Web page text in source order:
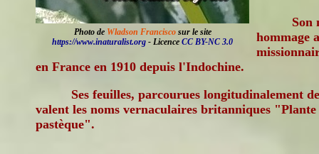
Photo de Wladson Franciscosur le site
https://www.inaturalist.org - Licence CC BY-NC 3.0
Son
hommage
en France en 1910 depuis l'Indochine.
Ses feuilles, parcourues longitudinalement
valent les noms vernaculaires britanniques
pastèque".